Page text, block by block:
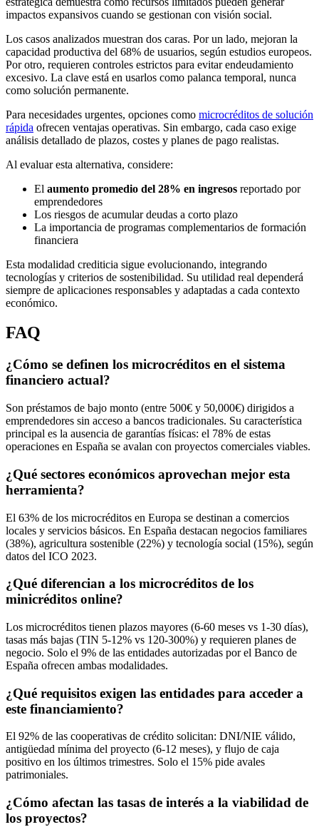
impactos expansivos cuando se gestionan con visión social.
Los casos analizados muestran dos caras. Por un lado, mejoran la
capacidad productiva del 68% de usuarios, según estudios europeos.
Por otro, requieren controles estrictos para evitar endeudamiento
excesivo. La clave está en usarlos como palanca temporal, nunca
como solución permanente.
Para necesidades urgentes, opciones como microcréditos de solución
rápida ofrecen ventajas operativas. Sin embargo, cada caso exige
análisis detallado de plazos, costes y planes de pago realistas.
Al evaluar esta alternativa, considere:
El aumento promedio del 28% en ingresos reportado por
emprendedores
Los riesgos de acumular deudas a corto plazo
La importancia de programas complementarios de formación
financiera
Esta modalidad crediticia sigue evolucionando, integrando
tecnologías y criterios de sostenibilidad. Su utilidad real dependerá
siempre de aplicaciones responsables y adaptadas a cada contexto
económico.
FAQ
¿Cómo se definen los microcréditos en el sistema
financiero actual?
Son préstamos de bajo monto (entre 500€ y 50,000€) dirigidos a
emprendedores sin acceso a bancos tradicionales. Su característica
principal es la ausencia de garantías físicas: el 78% de estas
operaciones en España se avalan con proyectos comerciales viables.
¿Qué sectores económicos aprovechan mejor esta
herramienta?
El 63% de los microcréditos en Europa se destinan a comercios
locales y servicios básicos. En España destacan negocios familiares
(38%), agricultura sostenible (22%) y tecnología social (15%), según
datos del ICO 2023.
¿Qué diferencian a los microcréditos de los
minicréditos online?
Los microcréditos tienen plazos mayores (6-60 meses vs 1-30 días),
tasas más bajas (TIN 5-12% vs 120-300%) y requieren planes de
negocio. Solo el 9% de las entidades autorizadas por el Banco de
España ofrecen ambas modalidades.
¿Qué requisitos exigen las entidades para acceder a
este financiamiento?
El 92% de las cooperativas de crédito solicitan: DNI/NIE válido,
antigüedad mínima del proyecto (6-12 meses), y flujo de caja
positivo en los últimos trimestres. Solo el 15% pide avales
patrimoniales.
¿Cómo afectan las tasas de interés a la viabilidad de
los proyectos?